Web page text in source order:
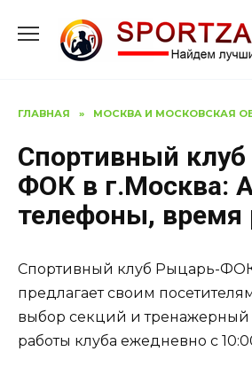
содержанию
ГЛАВНАЯ » МОСКВА И МОСКОВСКАЯ
Спортивный
ФОК в г.Москва:
телефоны, время
Спортивный клуб Рыцарь-
предлагает своим
выбор секций и тренажерный
работы клуба ежедневно с